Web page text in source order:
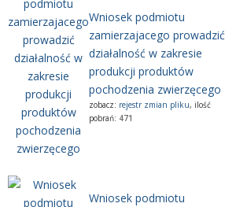
Wniosek podmiotu
zamierzajacego prowadzić
działalność w zakresie
produkcji produktów
pochodzenia zwierzęcego
zobacz: rejestr zmian pliku, ilość
pobrań: 471
Wniosek podmiotu